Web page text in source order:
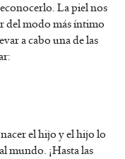
La piel nos
del modo más íntimo
a cabo una de las
el hijo y el hijo lo
mundo. ¡Hasta las